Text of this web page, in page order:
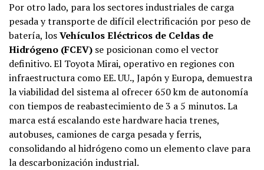
Por otro lado, para los sectores industriales de carga
pesada y transporte de difícil electrificación por peso de
batería, losVehículos Eléctricos de Celdas de
Hidrógeno (FCEV) se posicionan como el vector
definitivo. El Toyota Mirai, operativo en regiones con
infraestructura como EE. UU., Japón y Europa, demuestra
la viabilidad del sistema al ofrecer 650 km de autonomía
con tiempos de reabastecimiento de 3 a 5 minutos. La
marca está escalando este hardware hacia trenes,
autobuses, camiones de carga pesada y ferris,
consolidando al hidrógeno como un elemento clave para
la descarbonización industrial.